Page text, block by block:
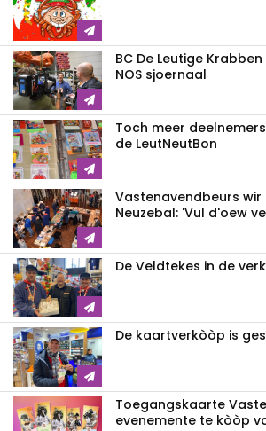
BC De Leutige
NOS sjoernaal
Toch meer
de LeutNeutBon
Vastenavendbeurs
Neuzebal: 'Vul d'oew
De Veldtekes in de
De kaartverkòòp is
Toegangskaarte
evenemente te kòòp